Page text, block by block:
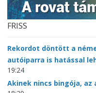
FRISS
Rekordot döntött a
autóiparra is hatással
19:24
Akinek nincs bingója, az